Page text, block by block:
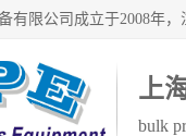
上
bulk